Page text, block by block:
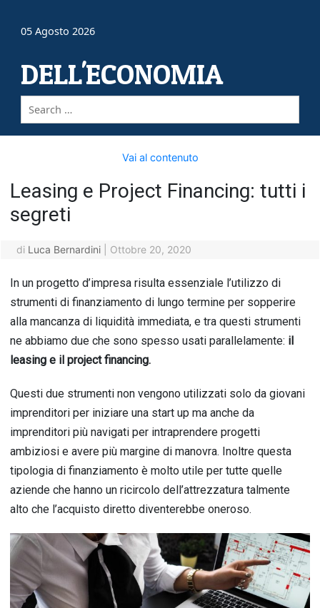
05 Agosto 2026
DELL'ECONOMIA
Vai al contenuto
Leasing e Project Financing: tutti i
segreti
di Luca Bernardini Ottobre 20, 2020
In un progetto d’impresa risulta essenziale l’utilizzo di
strumenti di finanziamento di lungo termine per sopperire
alla mancanza di liquidità immediata, e tra questi strumenti
ne abbiamo due che sono spesso usati parallelamente: il
leasing e il project financing.
Questi due strumenti non vengono utilizzati solo da giovani
imprenditori per iniziare una start up ma anche da
imprenditori più navigati per intraprendere progetti
ambiziosi e avere più margine di manovra. Inoltre questa
tipologia di finanziamento è molto utile per tutte quelle
aziende che hanno un ricircolo dell’attrezzatura talmente
alto che l’acquisto diretto diventerebbe oneroso.